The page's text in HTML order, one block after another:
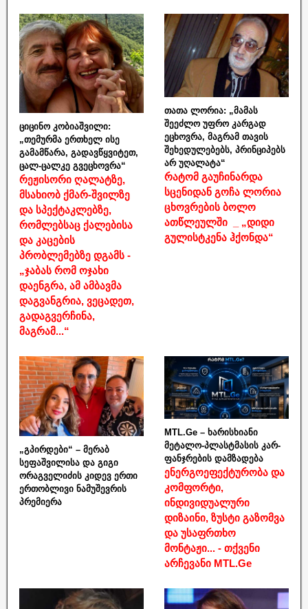
ციცინო კობიაშვილი:
„თემურმა ერთხელ ისე
გამამწარა, გადავწყვიტეთ,
ცალ-ცალკე გვეცხოვრა“
რეჟისორი ღალატზე,
მსახიობ ქმარ-შვილზე
და სპექტაკლებზე,
რომლებსაც ქალებისა
და კაცების
პრობლემებზე დგამს -
„ჯაბას რომ ოჯახი
დაენგრა, ამ ამბავმა
დაგვანგრია, ვეცადეთ,
გადაგვერჩინა,
მაგრამ...“
თათა ლორია: „მამას
შეეძლო უფრო კარგად
ეცხოვრა, მაგრამ თავის
შეხედულებებს, პრინციპებს
არ უღალატა“
რატომ გაუჩინარდა
სცენიდან გოჩა ლორია
ცხოვრების ბოლო
ათწლეულში _ „დიდი
გულისტკენა ჰქონდა“
„გპირდები“ – მერაბ
სეფაშვილისა და გიგი
ორაგველიძის კიდევ ერთი
ერთობლივი ნამუშევრის
პრემიერა
MTL.Ge – ხარისხიანი
მეტალო-პლასტმასის კარ-
ფანჯრების დამზადება
ენერგოეფექტურობა და
კომფორტი,
ინდივიდუალური
დიზაინი, ზუსტი გაზომვა
და უსაფრთხო
მონტაჟი... - თქვენი
არჩევანი MTL.Ge